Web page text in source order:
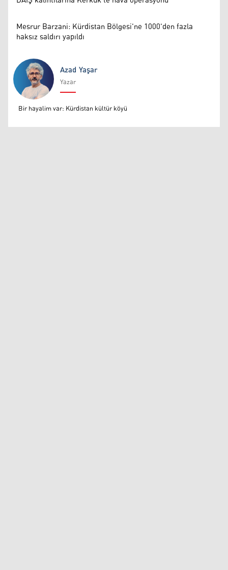
Mesrur Barzani: Kürdistan Bölgesi'ne 1000'den fazla
haksız saldırı yapıldı
Azad Yaşar
Azad Yaşar
Yazar
Bir hayalim var: Kürdistan kültür köyü